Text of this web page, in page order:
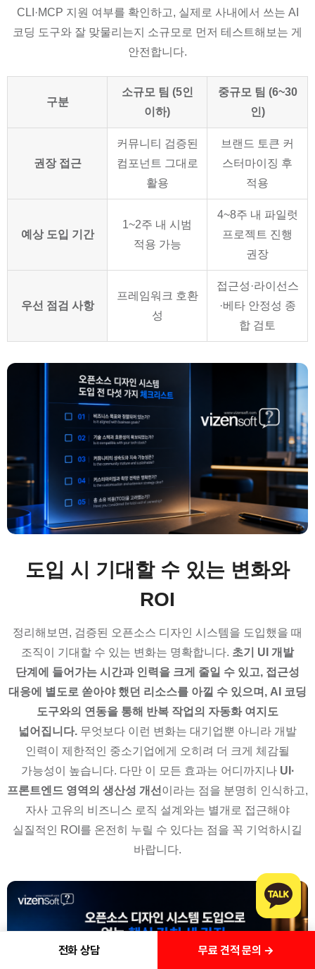
CLI·MCP 지원 여부를 확인하고, 실제로 사내에서 쓰는 AI
코딩 도구와 잘 맞물리는지 소규모로 먼저 테스트해보는 게
안전합니다.
구분
소규모 팀 (5인
이하)
중규모 팀 (6~30
인)
권장 접근
커뮤니티 검증된
컴포넌트 그대로
활용
브랜드 토큰 커
스터마이징 후
적용
예상 도입 기간
1~2주 내 시범
적용 가능
4~8주 내 파일럿
프로젝트 진행
권장
우선 점검 사항
프레임워크 호환
성
접근성·라이선스
·베타 안정성 종
합 검토
도입 시 기대할 수 있는 변화와
ROI
정리해보면, 검증된 오픈소스 디자인 시스템을 도입했을 때
조직이 기대할 수 있는 변화는 명확합니다. 초기 UI 개발
단계에 들어가는 시간과 인력을 크게 줄일 수 있고, 접근성
대응에 별도로 쏟아야 했던 리소스를 아낄 수 있으며, AI 코딩
도구와의 연동을 통해 반복 작업의 자동화 여지도
넓어집니다. 무엇보다 이런 변화는 대기업뿐 아니라 개발
인력이 제한적인 중소기업에게 오히려 더 크게 체감될
가능성이 높습니다. 다만 이 모든 효과는 어디까지나 UI·
프론트엔드 영역의 생산성 개선 이라는 점을 분명히 인식하고,
자사 고유의 비즈니스 로직 설계와는 별개로 접근해야
실질적인 ROI를 온전히 누릴 수 있다는 점을 꼭 기억하시길
바랍니다.
전화 상담 무료 견적 문의 →